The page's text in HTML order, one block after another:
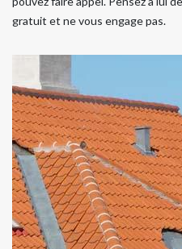
gratuit et ne vous engage pas.